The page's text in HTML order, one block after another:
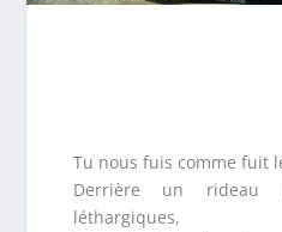
Tu nous fuis comme fuit
Derrière un rideau
léthargiques,